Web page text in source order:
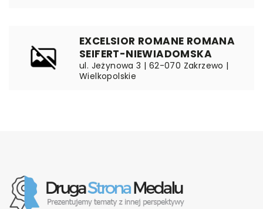
EXCELSIOR ROMANE ROMANA
SEIFERT-NIEWIADOMSKA
ul. Jeżynowa 3 | 62-070 Zakrzewo |
Wielkopolskie